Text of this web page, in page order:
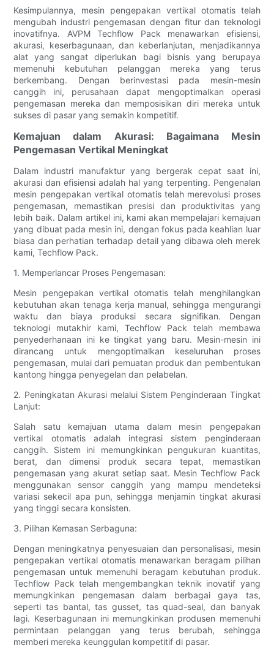
Kesimpulannya, mesin pengepakan vertikal otomatis telah
mengubah industri pengemasan dengan fitur dan teknologi
inovatifnya. AVPM Techflow Pack menawarkan efisiensi,
akurasi, keserbagunaan, dan keberlanjutan, menjadikannya
alat yang sangat diperlukan bagi bisnis yang berupaya
memenuhi kebutuhan pelanggan mereka yang terus
berkembang. Dengan berinvestasi pada mesin-mesin
canggih ini, perusahaan dapat mengoptimalkan operasi
pengemasan mereka dan memposisikan diri mereka untuk
sukses di pasar yang semakin kompetitif.
Kemajuan dalam Akurasi: Bagaimana Mesin
Pengemasan Vertikal Meningkat
Dalam industri manufaktur yang bergerak cepat saat ini,
akurasi dan efisiensi adalah hal yang terpenting. Pengenalan
mesin pengepakan vertikal otomatis telah merevolusi proses
pengemasan, memastikan presisi dan produktivitas yang
lebih baik. Dalam artikel ini, kami akan mempelajari kemajuan
yang dibuat pada mesin ini, dengan fokus pada keahlian luar
biasa dan perhatian terhadap detail yang dibawa oleh merek
kami, Techflow Pack.
1. Memperlancar Proses Pengemasan:
Mesin pengepakan vertikal otomatis telah menghilangkan
kebutuhan akan tenaga kerja manual, sehingga mengurangi
waktu dan biaya produksi secara signifikan. Dengan
teknologi mutakhir kami, Techflow Pack telah membawa
penyederhanaan ini ke tingkat yang baru. Mesin-mesin ini
dirancang untuk mengoptimalkan keseluruhan proses
pengemasan, mulai dari pemuatan produk dan pembentukan
kantong hingga penyegelan dan pelabelan.
2. Peningkatan Akurasi melalui Sistem Penginderaan Tingkat
Lanjut:
Salah satu kemajuan utama dalam mesin pengepakan
vertikal otomatis adalah integrasi sistem penginderaan
canggih. Sistem ini memungkinkan pengukuran kuantitas,
berat, dan dimensi produk secara tepat, memastikan
pengemasan yang akurat setiap saat. Mesin Techflow Pack
menggunakan sensor canggih yang mampu mendeteksi
variasi sekecil apa pun, sehingga menjamin tingkat akurasi
yang tinggi secara konsisten.
3. Pilihan Kemasan Serbaguna:
Dengan meningkatnya penyesuaian dan personalisasi, mesin
pengepakan vertikal otomatis menawarkan beragam pilihan
pengemasan untuk memenuhi beragam kebutuhan produk.
Techflow Pack telah mengembangkan teknik inovatif yang
memungkinkan pengemasan dalam berbagai gaya tas,
seperti tas bantal, tas gusset, tas quad-seal, dan banyak
lagi. Keserbagunaan ini memungkinkan produsen memenuhi
permintaan pelanggan yang terus berubah, sehingga
memberi mereka keunggulan kompetitif di pasar.